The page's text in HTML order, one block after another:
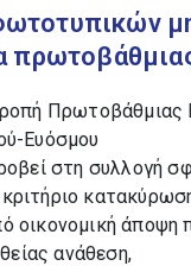
Πρωτοβάθμιας
Ευόσμου
στη συλλογή
οικονομική άποψη
ανάθεση,